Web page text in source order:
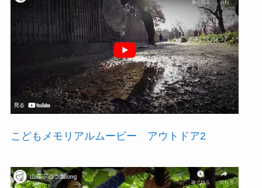
こどもメモリアルムービー アウトドア2